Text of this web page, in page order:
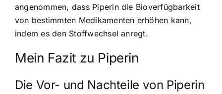
angenommen, dass Piperin die Bioverfügbarkeit
von bestimmten Medikamenten erhöhen kann,
indem es den Stoffwechsel anregt.
Mein Fazit zu Piperin
Die Vor- und Nachteile von Piperin